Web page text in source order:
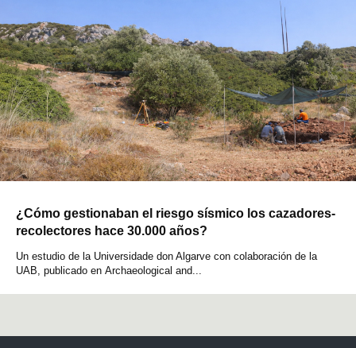
¿Cómo gestionaban el riesgo sísmico los cazadores-
recolectores hace 30.000 años?
Un estudio de la Universidade don Algarve con colaboración de la
UAB, publicado en Archaeological and...